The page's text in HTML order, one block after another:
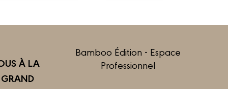
À LA
GRAND
Bamboo Édition - Espace
Professionnel